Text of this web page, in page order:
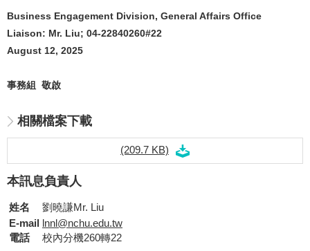
Business Engagement Division, General Affairs Office
Liaison: Mr. Liu; 04-22840260#22
August 12, 2025
事務組 敬啟
相關檔案下載
(209.7 KB)
本訊息負責人
姓名
劉曉謙Mr. Liu
E-mail lnnl@nchu.edu.tw
電話
校內分機260轉22